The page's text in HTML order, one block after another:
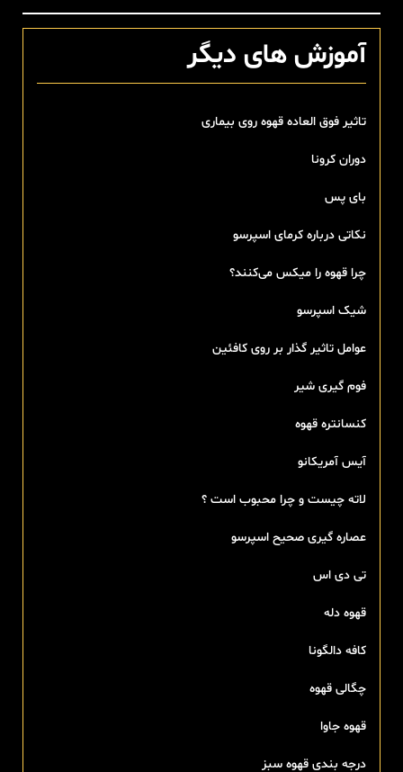
آموزش های دیگر
تاثیر فوق العاده قهوه روی بیماری
دوران کرونا
بای پس
نکاتی درباره کرمای اسپرسو
چرا قهوه را میکس می‌کنند؟
شیک اسپرسو
عوامل تاثیر گذار بر روی کافئین
فوم گیری شیر
کنسانتره قهوه
آیس آمریکانو
لاته چیست و چرا محبوب است ؟
عصاره گیری صحیح اسپرسو
تی‌ دی اس
قهوه دله
کافه دالگونا
چگالی قهوه
قهوه جاوا
درجه بندی قهوه سبز